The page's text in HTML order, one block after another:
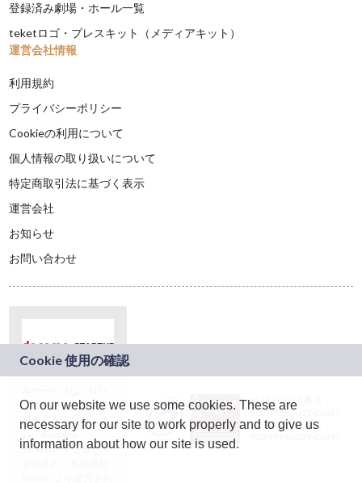
登録済み劇場・ホール一覧
teketロゴ・プレスキット（メディアキット）
運営会社情報
利用規約
プライバシーポリシー
Cookieの利用について
個人情報の取り扱いについて
特定商取引法に基づく表示
運営会社
お知らせ
お問い合わせ
ドコモグループの新
規事業創出プログラ
ム「docomo
STARTUP」を通じて
JASRAC許諾番号：
9024936001Y45037
JASRAC許諾番号：
On our website we use some cookies. These are
necessary for our site to work properly and to give us
information about how our site is used.